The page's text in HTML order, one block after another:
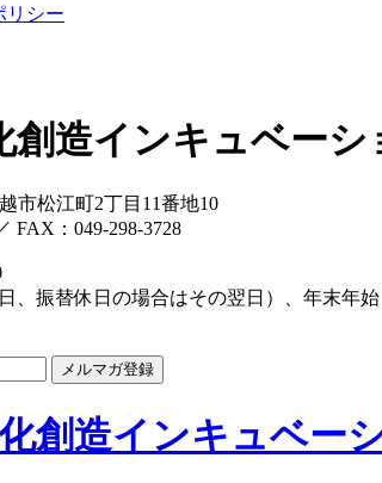
リシー
創造インキュベーシ
市松江町2丁目11番地10
FAX：049-298-3728
、振替休日の場合はその翌日）、年末年始